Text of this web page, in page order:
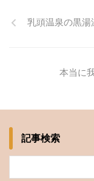
乳頭温泉の黒
本当に
記事検索